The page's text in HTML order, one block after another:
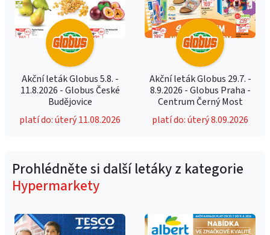
Akční leták Globus 5.8. -
11.8.2026 - Globus České
Budějovice
platí do: úterý 11.08.2026
Akční leták Globus 29.7. -
8.9.2026 - Globus Praha -
Centrum Černý Most
platí do: úterý 8.09.2026
Prohlédněte si další letáky z kategorie
Hypermarkety